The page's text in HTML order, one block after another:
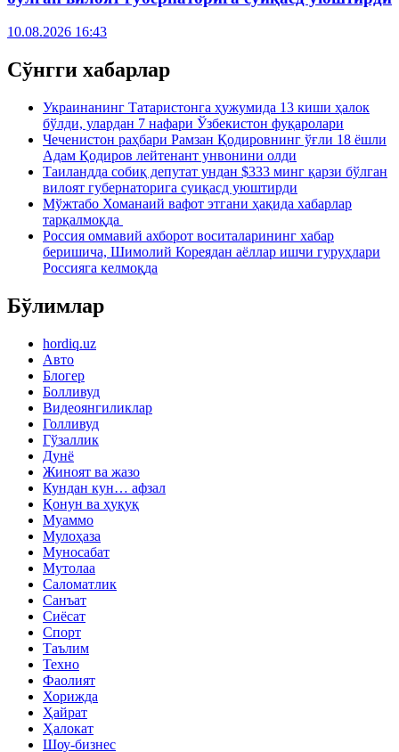
10.08.2026 16:43
Сўнгги хабарлар
Украинанинг Татаристонга ҳужумида 13 киши ҳалок
бўлди, улардан 7 нафари Ўзбекистон фуқаролари
Чеченистон раҳбари Рамзан Қодировнинг ўғли 18 ёшли
Адам Қодиров лейтенант унвонини олди
Таиландда собиқ депутат ундан $333 минг қарзи бўлган
вилоят губернаторига суиқасд уюштирди
Мўжтабо Хоманаий вафот этгани ҳақида хабарлар
тарқалмоқда
Россия оммавий ахборот воситаларининг хабар
беришича, Шимолий Кореядан аёллар ишчи гуруҳлари
Россияга келмоқда
Бўлимлар
hordiq.uz
Авто
Блогер
Болливуд
Видеоянгиликлар
Голливуд
Гўзаллик
Дунё
Жиноят ва жазо
Кундан кун… афзал
Қонун ва ҳуқуқ
Муаммо
Мулоҳаза
Муносабат
Мутолаа
Саломатлик
Санъат
Сиёсат
Спорт
Таълим
Техно
Фаолият
Хорижда
Ҳайрат
Ҳалокат
Шоу-бизнес